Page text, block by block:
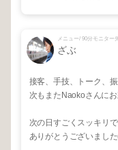
メニュー/ 90分モニター
ざぶ
接客、手技、トーク、
次もまたNaokoさんにお
次の日すごくスッキリで
ありがとうございまし